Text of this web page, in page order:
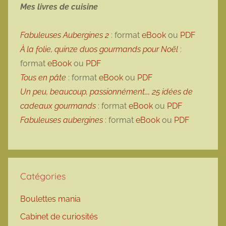
Mes livres de cuisine
Fabuleuses Aubergines 2 : format eBook ou PDF
À la folie, quinze duos gourmands pour Noël :
format eBook ou PDF
Tous en pâte : format eBook ou PDF
Un peu, beaucoup, passionnément…, 25 idées de
cadeaux gourmands : format eBook ou PDF
Fabuleuses aubergines : format eBook ou PDF
Catégories
Boulettes mania
Cabinet de curiosités